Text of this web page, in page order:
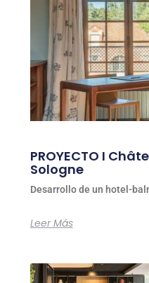
PROYECTO I
Sologne
Desarrollo de un hotel-
Leer Más